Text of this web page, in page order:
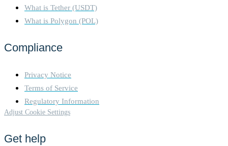
What is Tether (USDT)
What is Polygon (POL)
Compliance
Privacy Notice
Terms of Service
Regulatory Information
Adjust Cookie Settings
Get help